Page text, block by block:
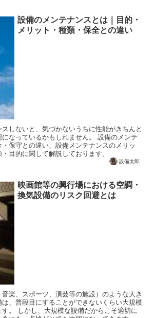
設備のメンテナンスとは｜目的・
メリット・種類・保全との違い
しないと、気づかないうちに性能がきちんと
なっているかもしれません。 設備のメンテ
保守との違い、設備メンテナンスのメリッ
目的に関して解説しております。
設備太郎
映画館等の興行場における空調・
換気設備のリスク回避とは
楽、スポーツ、演芸等の施設）のような大き
、普段目にすることができないくらい大規模
。 しかし、大規模な設備だからこそ適切に